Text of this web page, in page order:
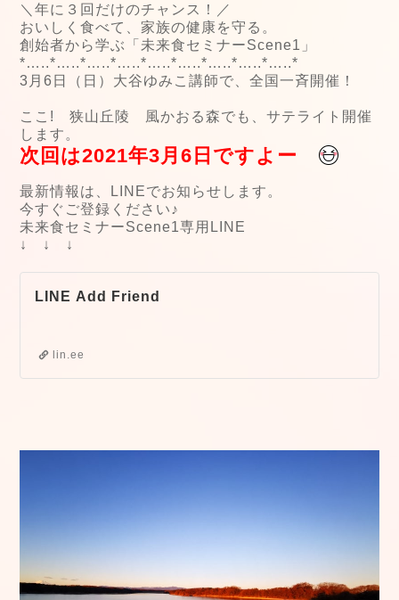
＼年に３回だけのチャンス！／
おいしく食べて、家族の健康を守る。
創始者から学ぶ「未来食セミナーScene1」
*…..*…..*…..*…..*…..*…..*…..*…..*…..*
3月6日（日）大谷ゆみこ講師で、全国一斉開催！
ここ! 狭山丘陵 風かおる森でも、サテライト開催
します。
次回は2021年3月6日ですよー
最新情報は、LINEでお知らせします。
今すぐご登録ください♪
未来食セミナーScene1専用LINE
↓ ↓ ↓
LINE Add Friend
lin.ee